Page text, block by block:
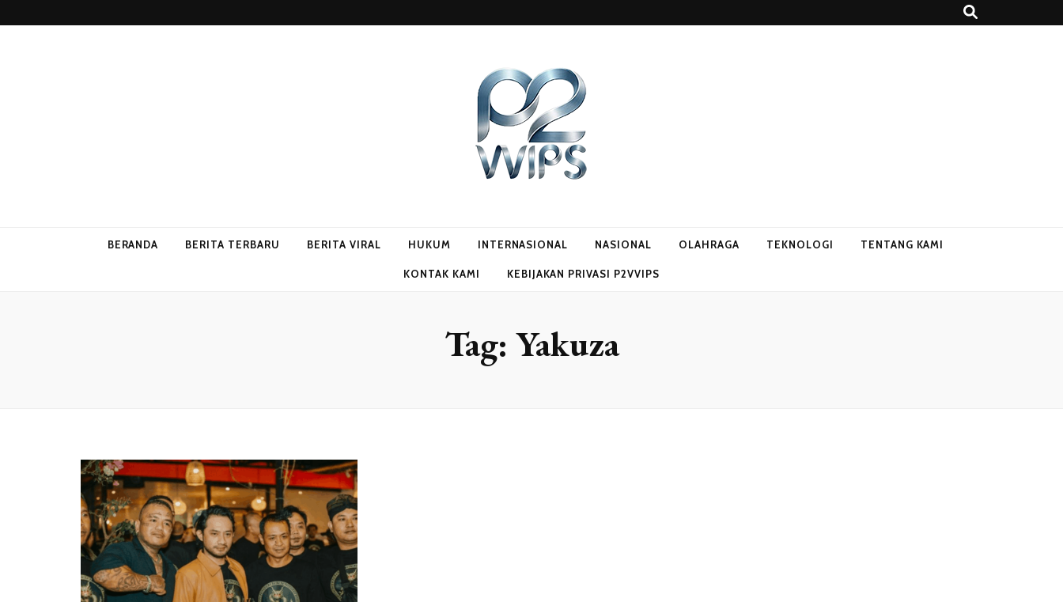
BERANDA BERITA TERBARU BERITA VIRAL HUKUM INTERNASIONAL NASIONAL OLAHRAGA TEKNOLOGI TENTANG KAMI
KONTAK KAMI KEBIJAKAN PRIVASI P2VVIPS
Tag: Yakuza